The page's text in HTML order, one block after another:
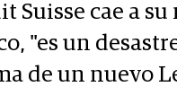
Suisse cae a
"es un
de un nuevo